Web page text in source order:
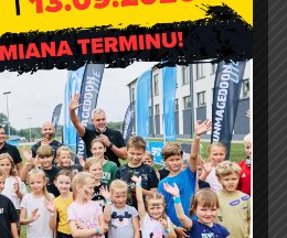
57726-56911-GBSAJ-23